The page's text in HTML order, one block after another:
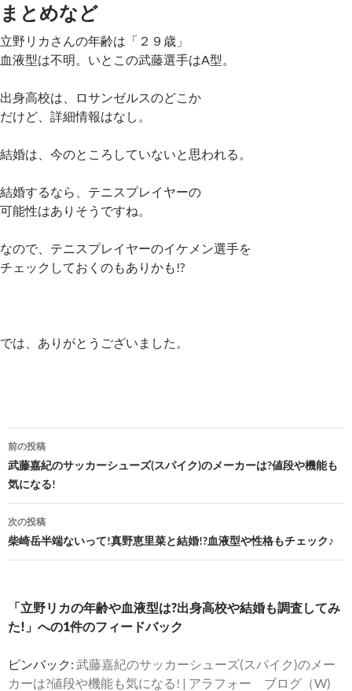
まとめなど
立野リカさんの年齢は「２９歳」
血液型は不明。いとこの武藤選手はA型。
出身高校は、ロサンゼルスのどこか
だけど、詳細情報はなし。
結婚は、今のところしていないと思われる。
結婚するなら、テニスプレイヤーの
可能性はありそうですね。
なので、テニスプレイヤーのイケメン選手を
チェックしておくのもありかも!?
では、ありがとうございました。
投
稿
ナ
ビ
ゲ
シ
ョ
ン
前の投稿
武藤嘉紀のサッカーシューズ(スパイク)のメーカーは?値段や機能も
気になる!
次の投稿
柴崎岳半端ないって!真野恵里菜と結婚!?血液型や性格もチェック♪
「立野リカの年齢や血液型は?出身高校や結婚も調査してみ
た!」への1件のフィードバック
ピンバック: 武藤嘉紀のサッカーシューズ(スパイク)のメー
カーは?値段や機能も気になる! | アラフォー ブログ（W)